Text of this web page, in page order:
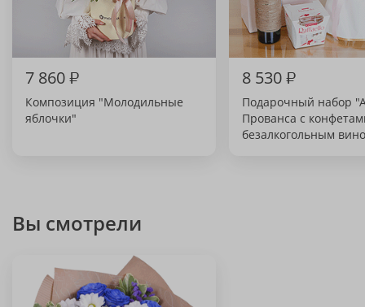
7 860₽
Композиция "Молодильные
яблочки"
8 530₽
Подарочный набор
Прованса с
безалкогольным
Вы смотрели